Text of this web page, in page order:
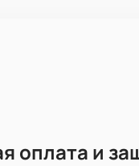
оплата и